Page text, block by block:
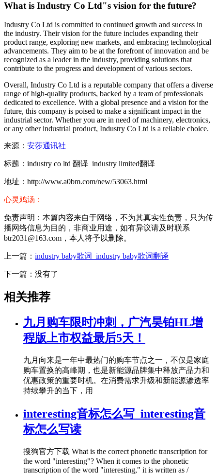
What is Industry Co Ltd"s vision for the future?
Industry Co Ltd is committed to continued growth and success in
the industry. Their vision for the future includes expanding their
product range, exploring new markets, and embracing technological
advancements. They aim to be at the forefront of innovation and be
recognized as a leader in the industry, providing solutions that
contribute to the progress and development of various sectors.
Overall, Industry Co Ltd is a reputable company that offers a diverse
range of high-quality products, backed by a team of professionals
dedicated to excellence. With a global presence and a vision for the
future, this company is poised to make a significant impact in the
industrial sector. Whether you are in need of machinery, electronics,
or any other industrial product, Industry Co Ltd is a reliable choice.
来源： 安莎通讯社
标题：industry co ltd 翻译_industry limited翻译
地址：http://www.a0bm.com/new/53063.html
心灵鸡汤：
免责声明：本篇内容来自于网络，不为其真实性负责，只为传
播网络信息为目的，非商业用途，如有异议请及时联系
btr2031@163.com，本人将予以删除。
上一篇： industry baby歌词_industry baby歌词翻译
下一篇：没有了
相关推荐
九月购车限时冲刺，广汽昊铂HL增
程版上市权益最后5天！
九月向来是一年中最热门的购车节点之一，不仅是家庭
购车置换的高峰期，也是新能源品牌集中释放产品力和
优惠政策的重要时机。在消费需求升级和新能源渗透率
持续攀升的当下，用
interesting音标怎么写_interesting音
标怎么写读
搜狗官方下载 What is the correct phonetic transcription for
the word "interesting"? When it comes to the phonetic
transcription of the word "interesting," it is written as /